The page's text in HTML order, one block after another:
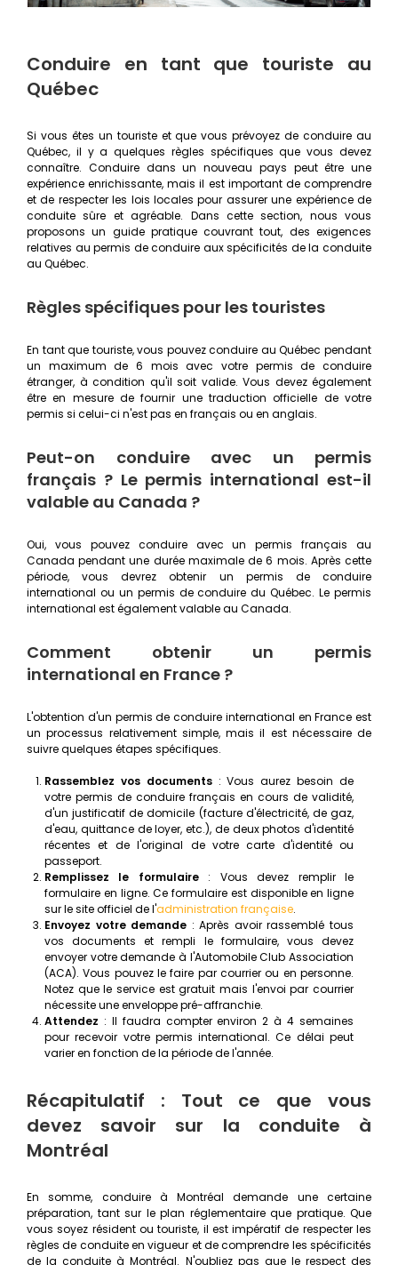
Conduire en tant que touriste au
Québec
Si vous êtes un touriste et que vous prévoyez de conduire au
Québec, il y a quelques règles spécifiques que vous devez
connaître. Conduire dans un nouveau pays peut être une
expérience enrichissante, mais il est important de comprendre
et de respecter les lois locales pour assurer une expérience de
conduite sûre et agréable. Dans cette section, nous vous
proposons un guide pratique couvrant tout, des exigences
relatives au permis de conduire aux spécificités de la conduite
au Québec.
Règles spécifiques pour les touristes
En tant que touriste, vous pouvez conduire au Québec pendant
un maximum de 6 mois avec votre permis de conduire
étranger, à condition qu'il soit valide. Vous devez également
être en mesure de fournir une traduction officielle de votre
permis si celui-ci n'est pas en français ou en anglais.
Peut-on conduire avec un permis
français ? Le permis international est-il
valable au Canada ?
Oui, vous pouvez conduire avec un permis français au
Canada pendant une durée maximale de 6 mois. Après cette
période, vous devrez obtenir un permis de conduire
international ou un permis de conduire du Québec. Le permis
international est également valable au Canada.
Comment obtenir un permis
international en France ?
L'obtention d'un permis de conduire international en France est
un processus relativement simple, mais il est nécessaire de
suivre quelques étapes spécifiques.
Rassemblez vos documents: Vous aurez besoin de
votre permis de conduire français en cours de validité,
d'un justificatif de domicile (facture d'électricité, de gaz,
d'eau, quittance de loyer, etc.), de deux photos d'identité
récentes et de l'original de votre carte d'identité ou
passeport.
Remplissez le formulaire: Vous devez remplir le
formulaire en ligne. Ce formulaire est disponible en ligne
sur le site officiel de l'administration française.
Envoyez votre demande : Après avoir rassemblé tous
vos documents et rempli le formulaire, vous devez
envoyer votre demande à l'Automobile Club Association
(ACA). Vous pouvez le faire par courrier ou en personne.
Notez que le service est gratuit mais l'envoi par courrier
nécessite une enveloppe pré-affranchie.
Attendez : Il faudra compter environ 2 à 4 semaines
pour recevoir votre permis international. Ce délai peut
varier en fonction de la période de l'année.
Récapitulatif : Tout ce que vous
devez savoir sur la conduite à
Montréal
En somme, conduire à Montréal demande une certaine
préparation, tant sur le plan réglementaire que pratique. Que
vous soyez résident ou touriste, il est impératif de respecter les
règles de conduite en vigueur et de comprendre les spécificités
de la conduite à Montréal. N'oubliez pas que le respect des